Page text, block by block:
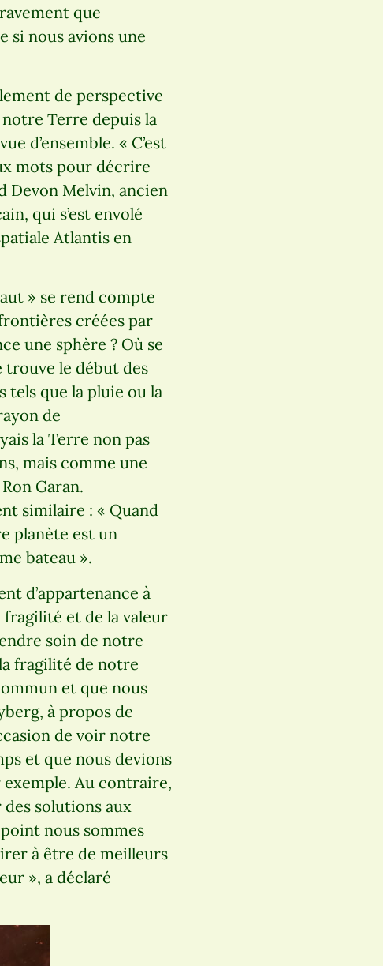
que
si nous avions une
de perspective
Terre depuis la
d’ensemble. « C’est
mots pour décrire
Devon Melvin, ancien
qui s’est envolé
Atlantis en
» se rend compte
créées par
une sphère ? Où se
trouve le début des
tels que la pluie ou la
de
la Terre non pas
mais comme une
Garan.
similaire : « Quand
planète est un
bateau ».
d’appartenance à
et de la valeur
soin de notre
fragilité de notre
et que nous
à propos de
de voir notre
et que nous devions
exemple. Au contraire,
solutions aux
nous sommes
à être de meilleurs
», a déclaré